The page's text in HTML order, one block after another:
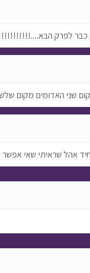
כבר לפרק
שני האדומים מקום
אהל שראיתי שאי אפשר